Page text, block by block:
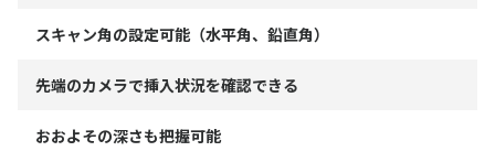
スキャン角の設定可能（水平角、鉛直角）
先端のカメラで挿入状況を確認できる
おおよその深さも把握可能